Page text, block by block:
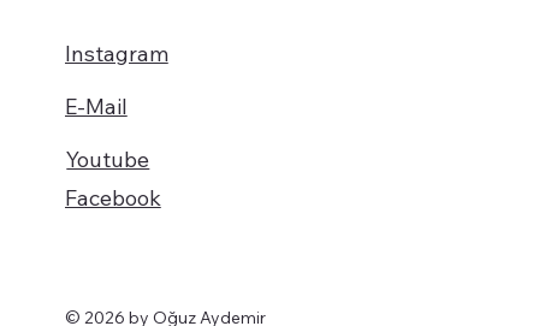
Instagram
Facebook
Youtube
E-Mail
© 2026 by Oğuz Aydemir